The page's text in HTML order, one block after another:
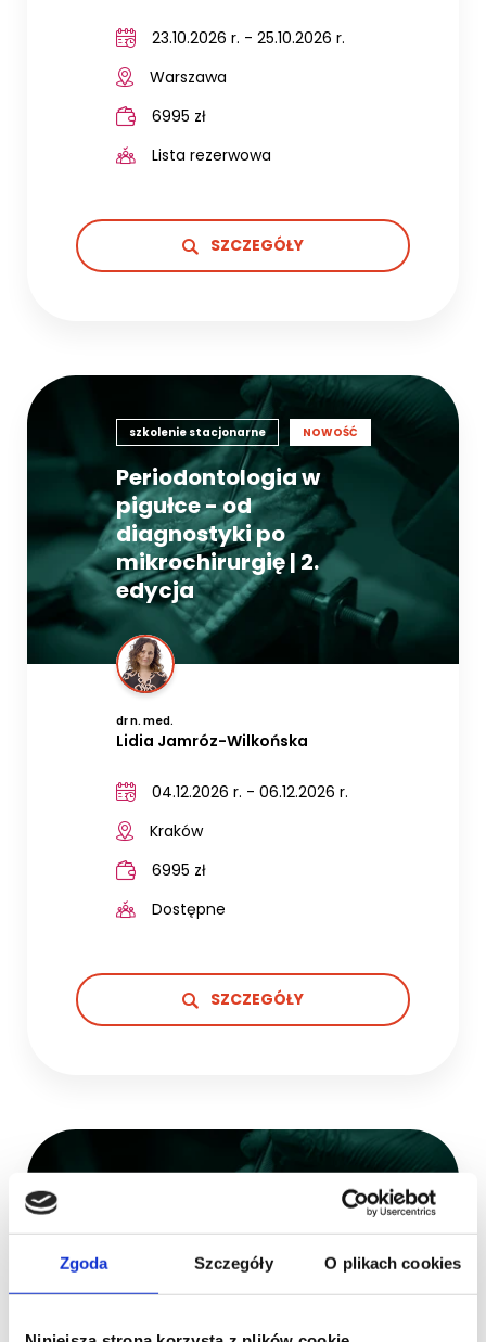
Zgoda Szczegóły O plikach cookies
23.10.2026 r. - 25.10.2026 r.
Warszawa
6995 zł
Lista rezerwowa
SZCZEGÓŁY
szkolenie stacjonarne NOWOŚĆ
Periodontologia w
pigułce - od
diagnostyki po
mikrochirurgię | 2.
edycja
dr n. med.
Lidia Jamróz-Wilkońska
04.12.2026 r. - 06.12.2026 r.
Kraków
6995 zł
Dostępne
SZCZEGÓŁY
NOWOŚĆ
Periodontologia w
pigułce - od
diagnostyki po